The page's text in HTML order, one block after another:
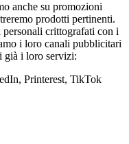
anche su promozioni
prodotti pertinenti.
crittografati con i
i loro canali pubblicitari
già i loro servizi:
Printerest, TikTok